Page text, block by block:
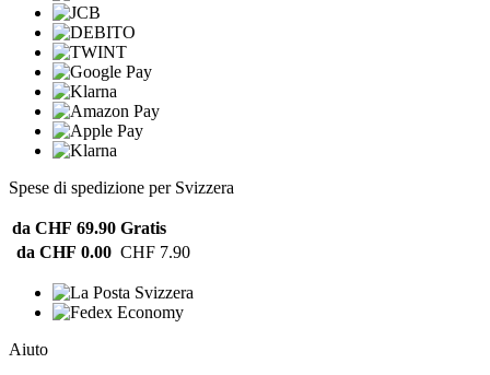
Spese di spedizione per Svizzera
da CHF 69.90 Gratis
da CHF 0.00 CHF 7.90
Aiuto